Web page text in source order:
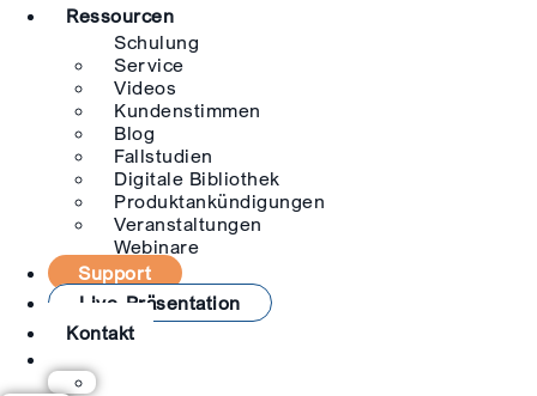
Ressourcen
Schulung
Service
Videos
Kundenstimmen
Blog
Fallstudien
Digitale Bibliothek
Produktankündigungen
Veranstaltungen
Webinare
Support
Live-Präsentation
Kontakt